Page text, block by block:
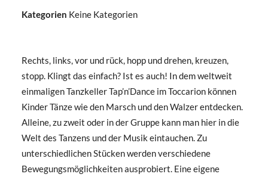
Kategorien Keine Kategorien
Rechts, links, vor und rück, hopp und drehen, kreuzen,
stopp. Klingt das einfach? Ist es auch! In dem weltweit
einmaligen Tanzkeller Tap’n’Dance im Toccarion können
Kinder Tänze wie den Marsch und den Walzer entdecken.
Alleine, zu zweit oder in der Gruppe kann man hier in die
Welt des Tanzens und der Musik eintauchen. Zu
unterschiedlichen Stücken werden verschiedene
Bewegungsmöglichkeiten ausprobiert. Eine eigene